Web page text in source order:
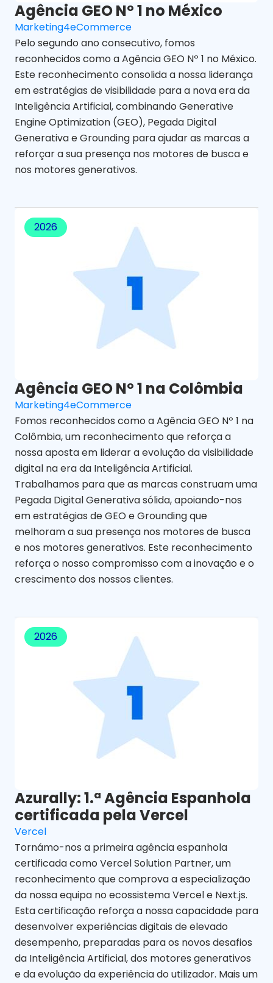
Agência GEO Nº 1 no México
Marketing4eCommerce
Pelo segundo ano consecutivo, fomos
reconhecidos como a Agência GEO Nº 1 no México.
Este reconhecimento consolida a nossa liderança
em estratégias de visibilidade para a nova era da
Inteligência Artificial, combinando Generative
Engine Optimization (GEO), Pegada Digital
Generativa e Grounding para ajudar as marcas a
reforçar a sua presença nos motores de busca e
nos motores generativos.
2026
Agência GEO Nº 1 na Colômbia
Marketing4eCommerce
Fomos reconhecidos como a Agência GEO Nº 1 na
Colômbia, um reconhecimento que reforça a
nossa aposta em liderar a evolução da visibilidade
digital na era da Inteligência Artificial.
Trabalhamos para que as marcas construam uma
Pegada Digital Generativa sólida, apoiando-nos
em estratégias de GEO e Grounding que
melhoram a sua presença nos motores de busca
e nos motores generativos. Este reconhecimento
reforça o nosso compromisso com a inovação e o
crescimento dos nossos clientes.
2026
Azurally: 1.ª Agência Espanhola
certificada pela Vercel
Vercel
Tornámo-nos a primeira agência espanhola
certificada como Vercel Solution Partner, um
reconhecimento que comprova a especialização
da nossa equipa no ecossistema Vercel e Next.js.
Esta certificação reforça a nossa capacidade para
desenvolver experiências digitais de elevado
desempenho, preparadas para os novos desafios
da Inteligência Artificial, dos motores generativos
e da evolução da experiência do utilizador. Mais um